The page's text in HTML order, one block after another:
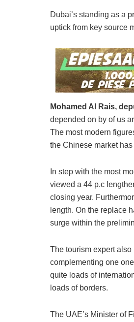
Dubai’s standing as a
uptick from key source
Mohamed Al Rais,
depended on by of us
The most modern
the Chinese market
In step with the most
viewed a 44 p.c
closing year.
length. On the replace
surge within the
The tourism expert
complementing one
quite loads of
loads of borders.
The UAE’s Minister of